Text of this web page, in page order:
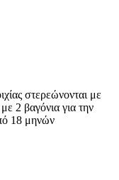
στερεώνονται με
2 βαγόνια για την
18 μηνών